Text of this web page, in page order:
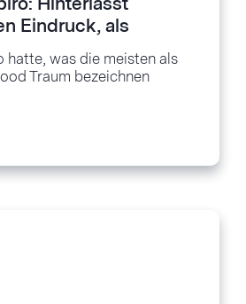
Eindruck, als
Gast bei dem:
hatte, was die meisten als
Traum bezeichnen
begehrt ist. Jedoch,